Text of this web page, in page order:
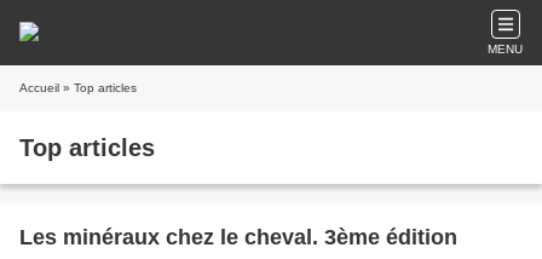
MENU
Accueil » Top articles
Top articles
Les minéraux chez le cheval. 3ème édition